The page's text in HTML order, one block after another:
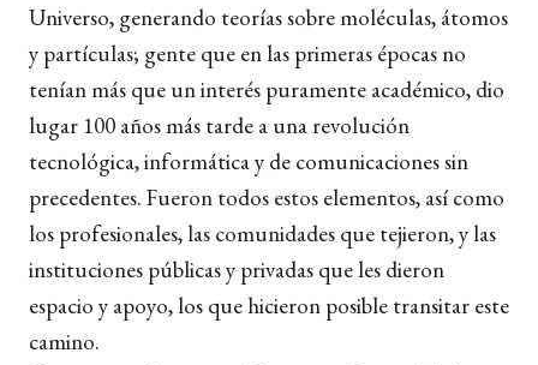
Universo, generando teorías sobre moléculas, átomos
y partículas; gente que en las primeras épocas no
tenían más que un interés puramente académico, dio
lugar 100 años más tarde a una revolución
tecnológica, informática y de comunicaciones sin
precedentes. Fueron todos estos elementos, así como
los profesionales, las comunidades que tejieron, y las
instituciones públicas y privadas que les dieron
espacio y apoyo, los que hicieron posible transitar este
camino.